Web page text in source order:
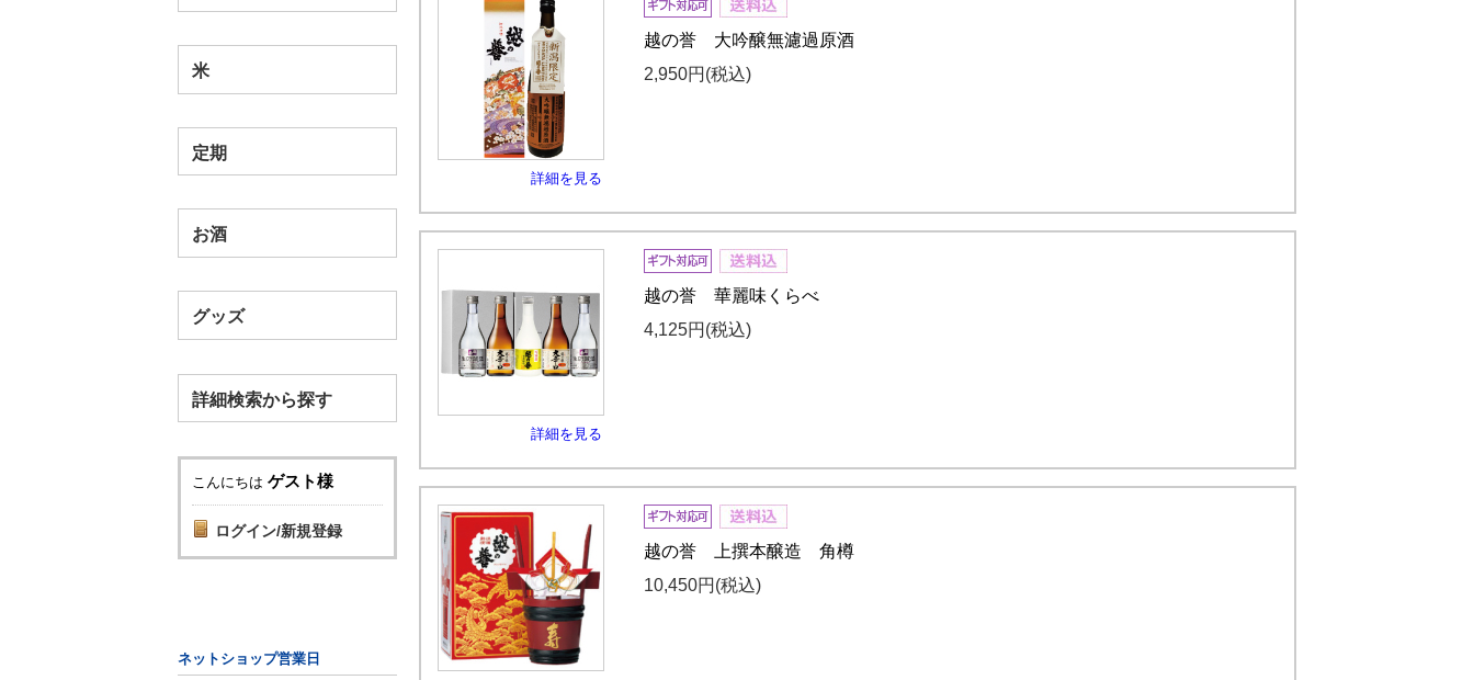
米
定期
お酒
グッズ
詳細検索から探す
こんにちは ゲスト様
ログイン/新規登録
ネットショップ営業日
詳細を見る
越の誉 大吟醸無濾過原酒
2,950円 (税込)
詳細を見る
越の誉 華麗味くらべ
4,125円 (税込)
越の誉 上撰本醸造 角樽
10,450円 (税込)